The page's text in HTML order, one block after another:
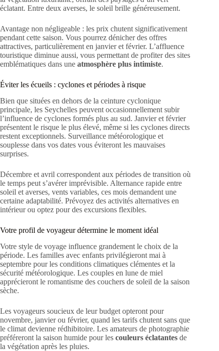
éclatant. Entre deux averses, le soleil brille généreusement.
Avantage non négligeable : les prix chutent significativement
pendant cette saison. Vous pourrez dénicher des offres
attractives, particulièrement en janvier et février. L’affluence
touristique diminue aussi, vous permettant de profiter des sites
emblématiques dans une atmosphère plus intimiste.
Éviter les écueils : cyclones et périodes à risque
Bien que situées en dehors de la ceinture cyclonique
principale, les Seychelles peuvent occasionnellement subir
l’influence de cyclones formés plus au sud. Janvier et février
présentent le risque le plus élevé, même si les cyclones directs
restent exceptionnels. Surveillance météorologique et
souplesse dans vos dates vous éviteront les mauvaises
surprises.
Décembre et avril correspondent aux périodes de transition où
le temps peut s’avérer imprévisible. Alternance rapide entre
soleil et averses, vents variables, ces mois demandent une
certaine adaptabilité. Prévoyez des activités alternatives en
intérieur ou optez pour des excursions flexibles.
Votre profil de voyageur détermine le moment idéal
Votre style de voyage influence grandement le choix de la
période. Les familles avec enfants privilégieront mai à
septembre pour les conditions climatiques clémentes et la
sécurité météorologique. Les couples en lune de miel
apprécieront le romantisme des couchers de soleil de la saison
sèche.
Les voyageurs soucieux de leur budget opteront pour
novembre, janvier ou février, quand les tarifs chutent sans que
le climat devienne rédhibitoire. Les amateurs de photographie
préféreront la saison humide pour les couleurs éclatantes de
la végétation après les pluies.